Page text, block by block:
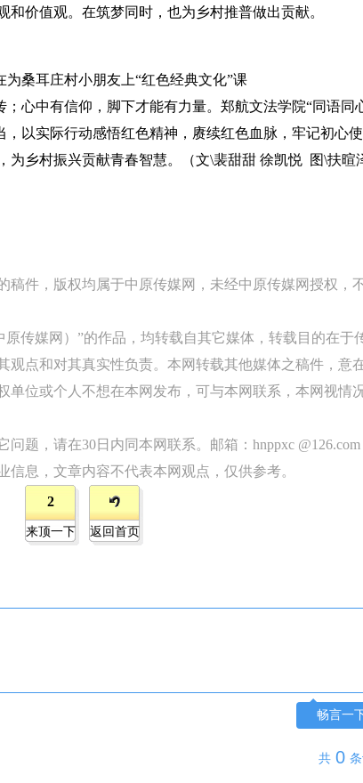
和价值观。在筑梦同时，也为乡村推普做出贡献。
为桑耳庄村小朋友上“红色经典文化”课
心中有信仰，脚下才能有力量。郑航文法学院“同语同
，以实际行动感悟红色精神，赓续红色血脉，牢记初心使
为乡村振兴贡献青春智慧。（文\裴甜甜 徐凯悦 图\扶暄
件，版权均属于中原传媒网，未经中原传媒网授权，
传媒网）”的作品，均转载自其它媒体，转载目的在于
观点和对其真实性负责。本网转载其他媒体之稿件，意
单位或个人不想在本网发布，可与本网联系，本网视情
题，请在30日内同本网联系。邮箱：hnppxc @126.com
息，文章内容不代表本网观点，仅供参考。
2
来顶一下 返回首页
畅言一
共 0